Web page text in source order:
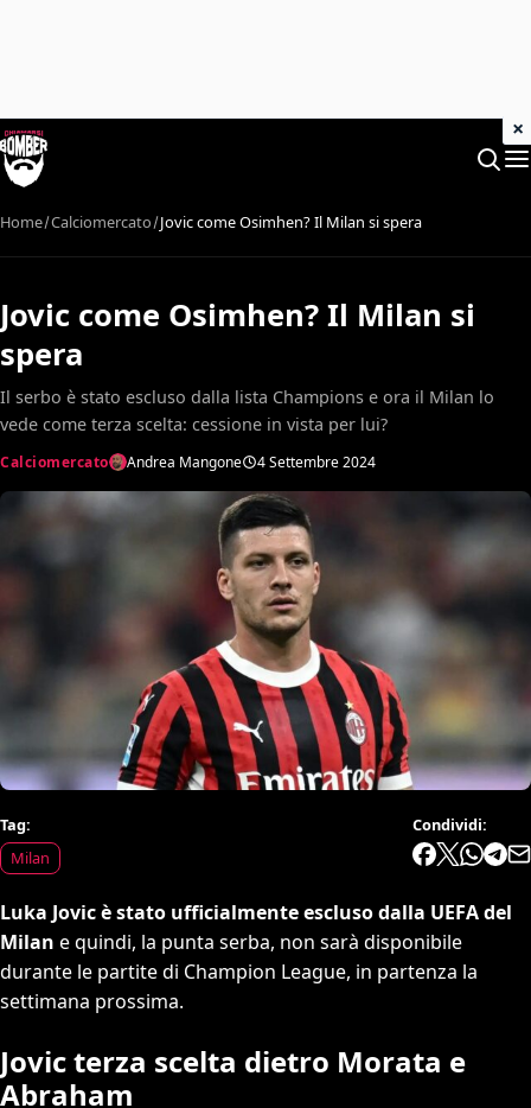
Home Calciomercato Jovic come Osimhen? Il Milan si spera
Jovic come Osimhen? Il Milan si
spera
Il serbo è stato escluso dalla lista Champions e ora il Milan lo
vede come terza scelta: cessione in vista per lui?
Calciomercato Andrea Mangone 4 Settembre 2024
Tag:
Milan
Condividi:
Luka Jovic è stato ufficialmente escluso dalla UEFA del
Milan e quindi, la punta serba, non sarà disponibile
durante le partite di Champion League, in partenza la
settimana prossima.
Jovic terza scelta dietro Morata e
Abraham
×